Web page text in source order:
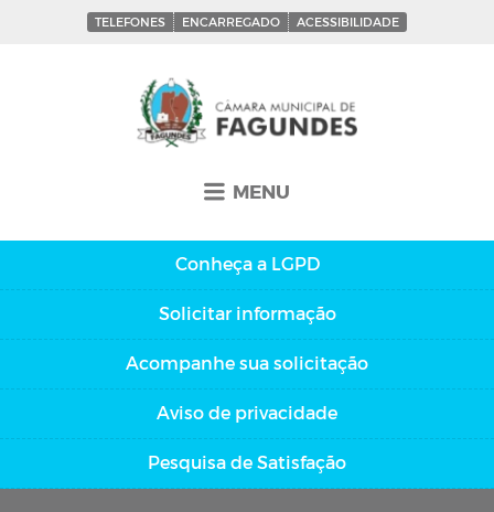
TELEFONES ENCARREGADO ACESSIBILIDADE
MENU
Conheça a LGPD
Solicitar informação
Acompanhe sua solicitação
Aviso de privacidade
Pesquisa de Satisfação